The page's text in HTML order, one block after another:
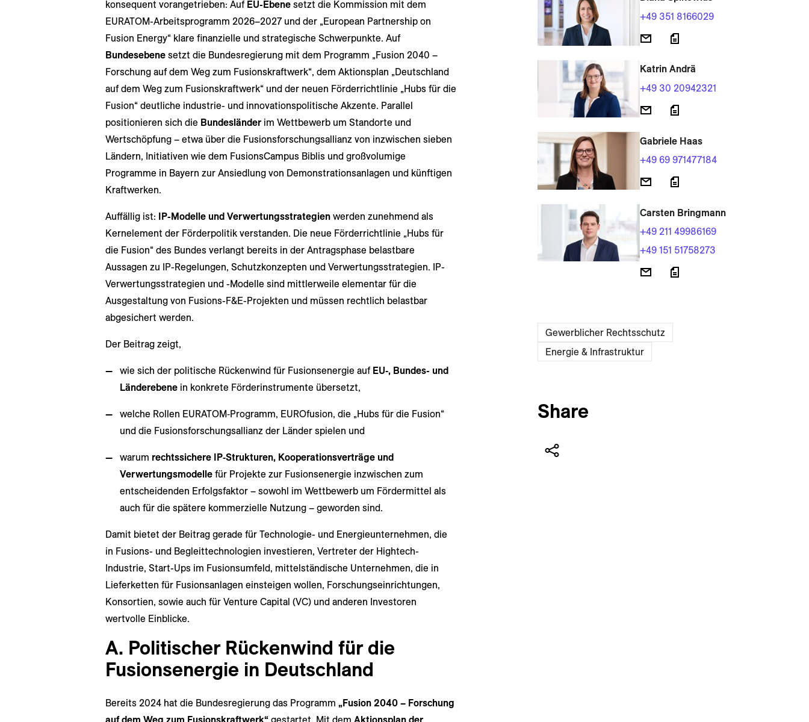
konsequent vorangetrieben: Auf EU-Ebenesetzt die Kommission mit dem
EURATOM-Arbeitsprogramm 2026–2027 und der „European Partnership on
Fusion Energy“ klare finanzielle und strategische Schwerpunkte. Auf
Bundesebenesetzt die Bundesregierung mit dem Programm „Fusion 2040 –
Forschung auf dem Weg zum Fusionskraftwerk“, dem Aktionsplan „Deutschland
auf dem Weg zum Fusionskraftwerk“ und der neuen Förderrichtlinie „Hubs für die
Fusion“ deutliche industrie- und innovationspolitische Akzente. Parallel
positionieren sich die Bundesländerim Wettbewerb um Standorte und
Wertschöpfung – etwa über die Fusionsforschungsallianz von inzwischen sieben
Ländern, Initiativen wie dem FusionsCampus Biblis und großvolumige
Programme in Bayern zur Ansiedlung von Demonstrationsanlagen und künftigen
Kraftwerken.
Auffällig ist: IP-Modelle und Verwertungsstrategienwerden zunehmend als
Kernelement der Förderpolitik verstanden. Die neue Förderrichtlinie „Hubs für
die Fusion“ des Bundes verlangt bereits in der Antragsphase belastbare
Aussagen zu IP-Regelungen, Schutzkonzepten und Verwertungsstrategien. IP-
Verwertungsstrategien und -Modelle sind mittlerweile elementar für die
Ausgestaltung von Fusions-F&E-Projekten und müssen rechtlich belastbar
abgesichert werden.
Der Beitrag zeigt,
wie sich der politische Rückenwind für Fusionsenergie auf EU‑, Bundes- und
Länderebenein konkrete Förderinstrumente übersetzt,
welche Rollen EURATOM‑Programm, EUROfusion, die „Hubs für die Fusion“
und die Fusionsforschungsallianz der Länder spielen und
warum rechtssichere IP‑Strukturen, Kooperationsverträge und
Verwertungsmodellefür Projekte zur Fusionsenergie inzwischen zum
entscheidenden Erfolgsfaktor – sowohl im Wettbewerb um Fördermittel als
auch für die spätere kommerzielle Nutzung – geworden sind.
Damit bietet der Beitrag gerade für Technologie- und Energieunternehmen, die
in Fusions- und Begleittechnologien investieren, Vertreter der Hightech-
Industrie, Start-Ups im Fusionsumfeld, mittelständische Unternehmen, die in
Lieferketten für Fusionsanlagen einsteigen wollen, Forschungseinrichtungen,
Konsortien, sowie auch für Venture Capital (VC) und anderen Investoren
wertvolle Einblicke.
A. Politischer Rückenwind für die
Fusionsenergie in Deutschland
Bereits 2024 hat die Bundesregierung das Programm „Fusion 2040 – Forschung
auf dem Weg zum Fusionskraftwerk“gestartet. Mit dem Aktionsplan der
+49 351 8166029
Katrin Andrä
+49 30 20942321
Gabriele Haas
+49 69 971477184
Carsten Bringmann
+49 211 49986169
+49 151 51758273
Gewerblicher Rechtsschutz
Energie & Infrastruktur
Share